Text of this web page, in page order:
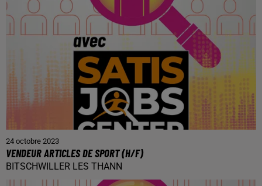
24 octobre 2023
VENDEUR ARTICLES DE SPORT (H/F)
BITSCHWILLER LES THANN